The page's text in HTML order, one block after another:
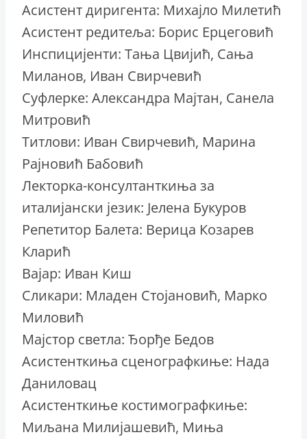
Асистент диригента: Михајло Милетић
Асистент редитеља: Борис Ерцеговић
Инспицијенти: Тања Цвијић, Сања
Миланов, Иван Свирчевић
Суфлерке: Александра Мајтан, Санела
Митровић
Титлови: Иван Свирчевић, Марина
Рајновић Бабовић
Лекторка-консултанткиња за
италијански језик: Јелена Букуров
Репетитор Балета: Верица Козарев
Кларић
Вајар: Иван Киш
Сликари: Младен Стојановић, Марко
Миловић
Мајстор светла: Ђорђе Бедов
Асистенткиња сценографкиње: Нада
Даниловац
Асистенткиње костимографкиње:
Миљана Милијашевић, Миња